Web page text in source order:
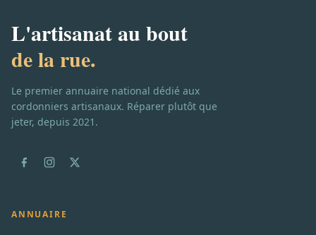
L'artisanat au bout
de la rue.
Le premier annuaire national dédié aux
cordonniers artisanaux. Réparer plutôt que
jeter, depuis 2021.
ANNUAIRE